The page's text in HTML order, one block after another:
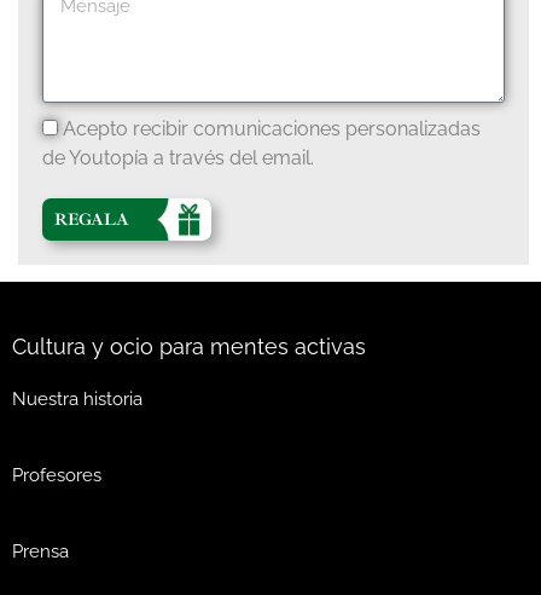
Acepto recibir comunicaciones personalizadas
de Youtopía a través del email.
REGALA
Cultura y ocio para mentes activas
Nuestra historia
Profesores
Prensa